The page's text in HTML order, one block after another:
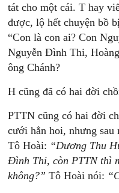
tát cho một cái. T hay
được, lộ hết chuyện bồ
“Con là con ai? Con
Nguyễn Đình Thi,
ông Chánh?
H cũng đã có hai đời
PTTN cũng có hai đời
cưới hẳn hoi, nhưng
Tô Hoài: “Dương Thu
Đình Thi, còn PTTN thì
không?” Tô Hoài nói: